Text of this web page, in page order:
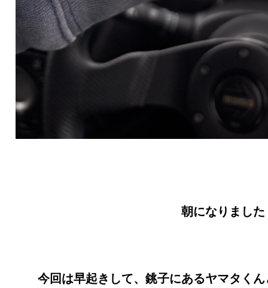
朝になりました
今回は早起きして、銚子にあるヤマタく